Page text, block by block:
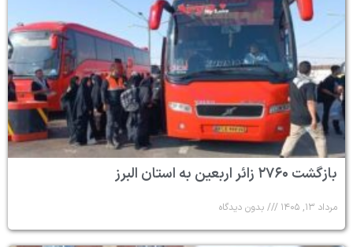
بازگشت ۲۷۶۰ زائر اربعین به استان البرز
مرداد ۱۳, ۱۴۰۵ بدون دیدگاه